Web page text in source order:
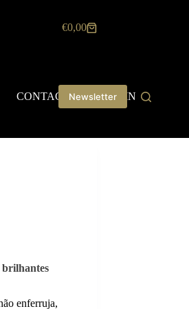
Carrinho
€0,00
CONTACTOS LOGIN
Newsletter
enferruja,